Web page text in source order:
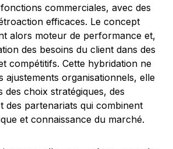
commerciales, avec des
efficaces. Le concept
alors moteur de performance et,
des besoins du client dans des
compétitifs. Cette hybridation ne
ajustements organisationnels, elle
des choix stratégiques, des
des partenariats qui combinent
et connaissance du marché.